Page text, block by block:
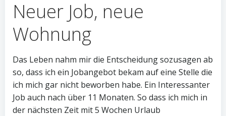
Neuer Job, neue
Wohnung
Das Leben nahm mir die Entscheidung sozusagen ab
so, dass ich ein Jobangebot bekam auf eine Stelle die
ich mich gar nicht beworben habe. Ein Interessanter
Job auch nach über 11 Monaten. So dass ich mich in
der nächsten Zeit mit 5 Wochen Urlaub